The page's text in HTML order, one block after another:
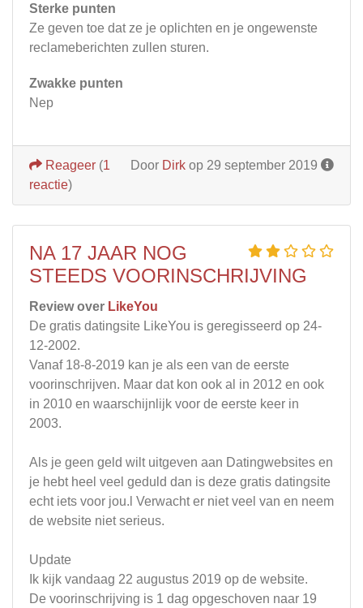
Sterke punten
Ze geven toe dat ze je oplichten en je ongewenste
reclameberichten zullen sturen.
Zwakke punten
Nep
Door Dirk op 29 september 2019
Reageer (1
reactie)
NA 17 JAAR NOG
STEEDS VOORINSCHRIJVING
Review over LikeYou
De gratis datingsite LikeYou is geregisseerd op 24-
12-2002.
Vanaf 18-8-2019 kan je als een van de eerste
voorinschrijven. Maar dat kon ook al in 2012 en ook
in 2010 en waarschijnlijk voor de eerste keer in
2003.
Als je geen geld wilt uitgeven aan Datingwebsites en
je hebt heel veel geduld dan is deze gratis datingsite
echt iets voor jou.l Verwacht er niet veel van en neem
de website niet serieus.
Update
Ik kijk vandaag 22 augustus 2019 op de website.
De voorinschrijving is 1 dag opgeschoven naar 19